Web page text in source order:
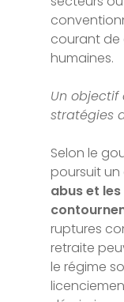
courant de
humaines.
Un
stratégies
Selon le
poursuit un
abus et
ruptures
retraite
le régime